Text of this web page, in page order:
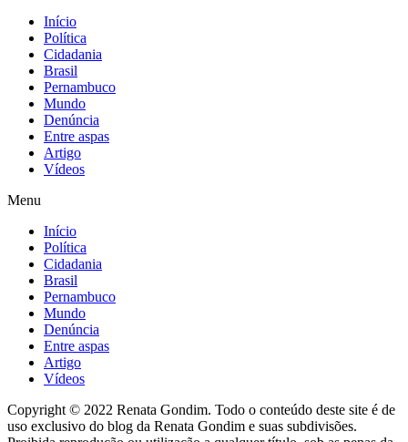
Início
Política
Cidadania
Brasil
Pernambuco
Mundo
Denúncia
Entre aspas
Artigo
Vídeos
Menu
Início
Política
Cidadania
Brasil
Pernambuco
Mundo
Denúncia
Entre aspas
Artigo
Vídeos
Copyright © 2022 Renata Gondim. Todo o conteúdo deste site é de
uso exclusivo do blog da Renata Gondim e suas subdivisões.